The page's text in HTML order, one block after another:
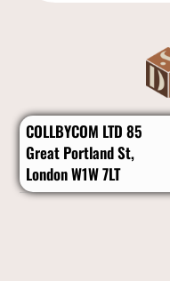
COLLBYCOM LTD 85
Great Portland St,
London W1W 7LT